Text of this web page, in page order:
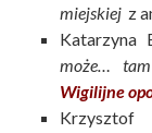
miejskiej z
Katarzyna
może…
Wigilijne